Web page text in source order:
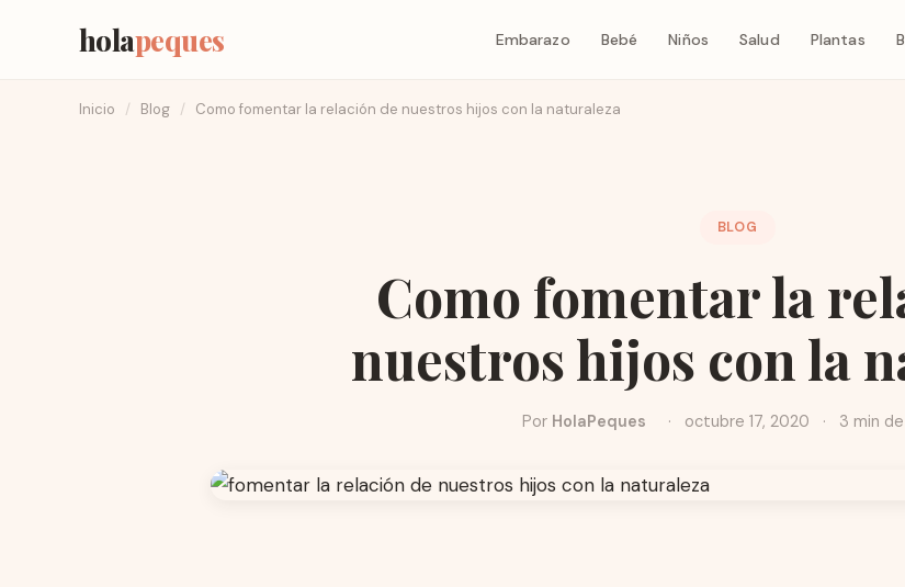
holapeques Embarazo Bebé Niños Salud Plantas
Inicio / Blog / Como fomentar la relación de nuestros hijos con la naturaleza
BLOG
Como fomentar la
nuestros hijos con la
Por HolaPeques · octubre 17, 2020 · 3 min